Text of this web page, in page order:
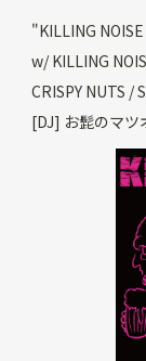
"KILLING
w/ KILLING
CRISPY NUTS /
[DJ] お髭のマツ